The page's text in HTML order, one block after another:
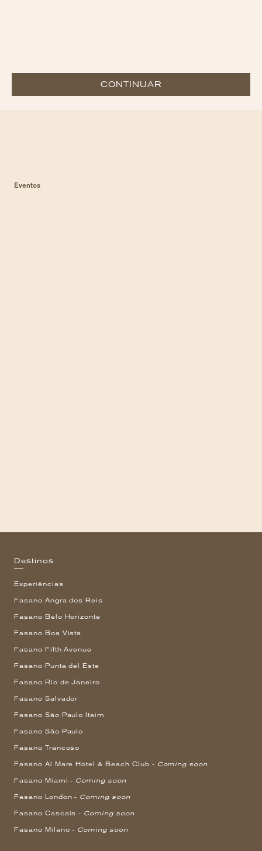
CONTINUAR
Eventos
Destinos
Experiências
Fasano Angra dos Reis
Fasano Belo Horizonte
Fasano Boa Vista
Fasano Fifth Avenue
Fasano Punta del Este
Fasano Rio de Janeiro
Fasano Salvador
Fasano São Paulo Itaim
Fasano São Paulo
Fasano Trancoso
Fasano Al Mare Hotel & Beach Club - Coming soon
Fasano Miami - Coming soon
Fasano London - Coming soon
Fasano Cascais - Coming soon
Fasano Milano - Coming soon